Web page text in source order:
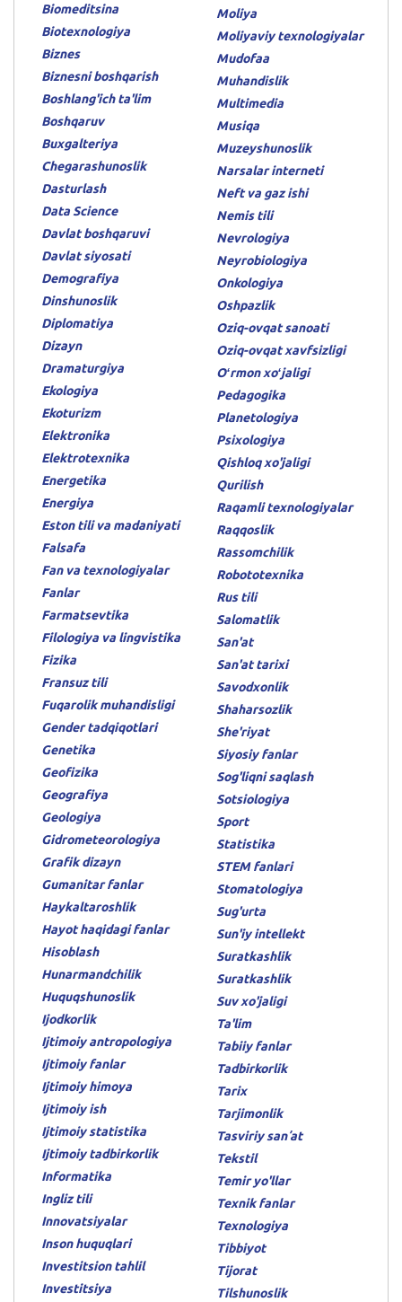
Biomeditsina
Biotexnologiya
Biznes
Biznesni boshqarish
Boshlang'ich ta'lim
Boshqaruv
Buxgalteriya
Chegarashunoslik
Dasturlash
Data Science
Davlat boshqaruvi
Davlat siyosati
Demografiya
Dinshunoslik
Diplomatiya
Dizayn
Dramaturgiya
Ekologiya
Ekoturizm
Elektronika
Elektrotexnika
Energetika
Energiya
Eston tili va madaniyati
Falsafa
Fan va texnologiyalar
Fanlar
Farmatsevtika
Filologiya va lingvistika
Fizika
Fransuz tili
Fuqarolik muhandisligi
Gender tadqiqotlari
Genetika
Geofizika
Geografiya
Geologiya
Gidrometeorologiya
Grafik dizayn
Gumanitar fanlar
Haykaltaroshlik
Hayot haqidagi fanlar
Hisoblash
Hunarmandchilik
Huquqshunoslik
Ijodkorlik
Ijtimoiy antropologiya
Ijtimoiy fanlar
Ijtimoiy himoya
Ijtimoiy ish
Ijtimoiy statistika
Ijtimoiy tadbirkorlik
Informatika
Ingliz tili
Innovatsiyalar
Inson huquqlari
Investitsion tahlil
Investitsiya
Moliya
Moliyaviy texnologiyalar
Mudofaa
Muhandislik
Multimedia
Musiqa
Muzeyshunoslik
Narsalar interneti
Neft va gaz ishi
Nemis tili
Nevrologiya
Neyrobiologiya
Onkologiya
Oshpazlik
Oziq-ovqat sanoati
Oziq-ovqat xavfsizligi
Oʻrmon xoʻjaligi
Pedagogika
Planetologiya
Psixologiya
Qishloq xo'jaligi
Qurilish
Raqamli texnologiyalar
Raqqoslik
Rassomchilik
Robototexnika
Rus tili
Salomatlik
San'at
San'at tarixi
Savodxonlik
Shaharsozlik
She'riyat
Siyosiy fanlar
Sog'liqni saqlash
Sotsiologiya
Sport
Statistika
STEM fanlari
Stomatologiya
Sug'urta
Sun'iy intellekt
Suratkashlik
Suratkashlik
Suv xo'jaligi
Ta'lim
Tabiiy fanlar
Tadbirkorlik
Tarix
Tarjimonlik
Tasviriy sanʼat
Tekstil
Temir yo'llar
Texnik fanlar
Texnologiya
Tibbiyot
Tijorat
Tilshunoslik